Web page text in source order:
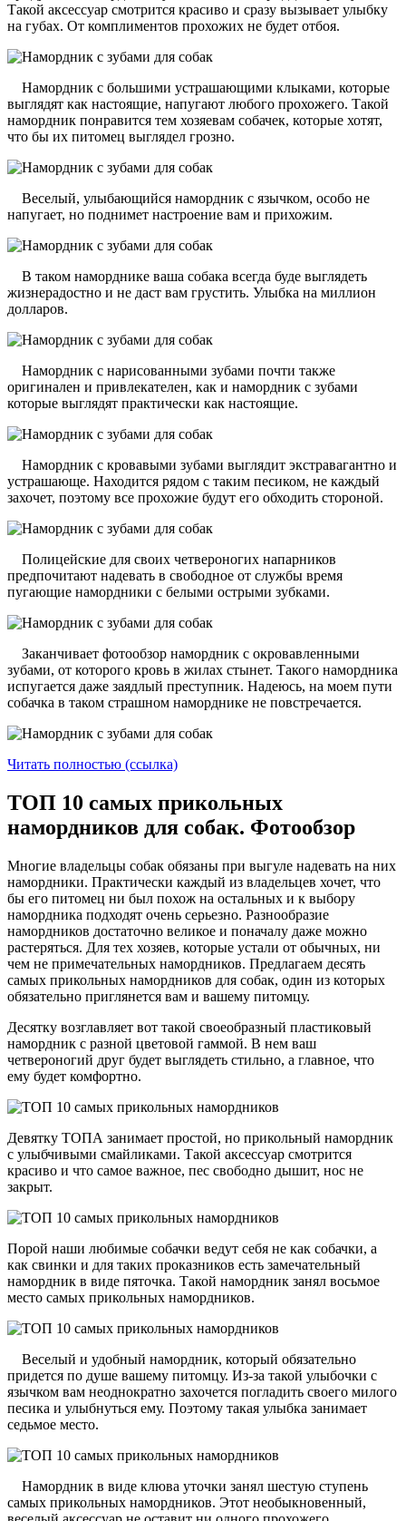
Такой аксессуар смотрится красиво и сразу вызывает улыбку
на губах. От комплиментов прохожих не будет отбоя.
Намордник с большими устрашающими клыками, которые
выглядят как настоящие, напугают любого прохожего. Такой
намордник понравится тем хозяевам собачек, которые хотят,
что бы их питомец выглядел грозно.
Веселый, улыбающийся намордник с язычком, особо не
напугает, но поднимет настроение вам и прихожим.
В таком наморднике ваша собака всегда буде выглядеть
жизнерадостно и не даст вам грустить. Улыбка на миллион
долларов.
Намордник с нарисованными зубами почти также
оригинален и привлекателен, как и намордник с зубами
которые выглядят практически как настоящие.
Намордник с кровавыми зубами выглядит экстравагантно и
устрашающе. Находится рядом с таким песиком, не каждый
захочет, поэтому все прохожие будут его обходить стороной.
Полицейские для своих четвероногих напарников
предпочитают надевать в свободное от службы время
пугающие намордники с белыми острыми зубками.
Заканчивает фотообзор намордник с окровавленными
зубами, от которого кровь в жилах стынет. Такого намордника
испугается даже заядлый преступник. Надеюсь, на моем пути
собачка в таком страшном наморднике не повстречается.
Читать полностью (ссылка)
ТОП 10 самых прикольных
намордников для собак. Фотообзор
Многие владельцы собак обязаны при выгуле надевать на них
намордники. Практически каждый из владельцев хочет, что
бы его питомец ни был похож на остальных и к выбору
намордника подходят очень серьезно. Разнообразие
намордников достаточно великое и поначалу даже можно
растеряться. Для тех хозяев, которые устали от обычных, ни
чем не примечательных намордников. Предлагаем десять
самых прикольных намордников для собак, один из которых
обязательно приглянется вам и вашему питомцу.
Десятку возглавляет вот такой своеобразный пластиковый
намордник с разной цветовой гаммой. В нем ваш
четвероногий друг будет выглядеть стильно, а главное, что
ему будет комфортно.
Девятку ТОПА занимает простой, но прикольный намордник
с улыбчивыми смайликами. Такой аксессуар смотрится
красиво и что самое важное, пес свободно дышит, нос не
закрыт.
Порой наши любимые собачки ведут себя не как собачки, а
как свинки и для таких проказников есть замечательный
намордник в виде пяточка. Такой намордник занял восьмое
место самых прикольных намордников.
Веселый и удобный намордник, который обязательно
придется по душе вашему питомцу. Из-за такой улыбочки с
язычком вам неоднократно захочется погладить своего милого
песика и улыбнуться ему. Поэтому такая улыбка занимает
седьмое место.
Намордник в виде клюва уточки занял шестую ступень
самых прикольных намордников. Этот необыкновенный,